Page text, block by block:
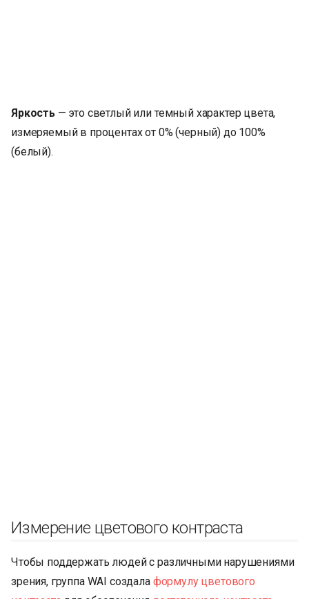
Яркость— это светлый или темный характер цвета,
измеряемый в процентах от 0% (черный) до 100%
(белый).
Измерение цветового контраста
Чтобы поддержать людей с различными нарушениями
зрения, группа WAI создала формулу цветового